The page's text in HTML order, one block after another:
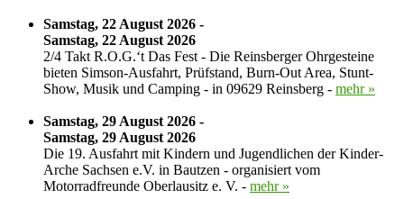
Samstag, 22 August 2026 -
Samstag, 22 August 2026
2/4 Takt R.O.G.‘t Das Fest - Die Reinsberger Ohrgesteine
bieten Simson-Ausfahrt, Prüfstand, Burn-Out Area, Stunt-
Show, Musik und Camping - in 09629 Reinsberg - mehr »
Samstag, 29 August 2026 -
Samstag, 29 August 2026
Die 19. Ausfahrt mit Kindern und Jugendlichen der Kinder-
Arche Sachsen e.V. in Bautzen - organisiert vom
Motorradfreunde Oberlausitz e. V. - mehr »